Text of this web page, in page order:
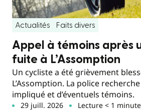
Actualités Faits divers
Appel à témoins après
fuite à L’Assomption
Un cycliste a été grièvement
L’Assomption. La police
impliqué et d’éventuels témoins.
29 juill. 2026 Lecture < 1 minute